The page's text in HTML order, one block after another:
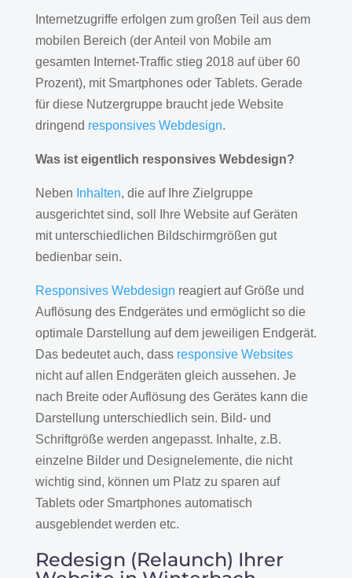
Internetzugriffe erfolgen zum großen Teil aus dem
mobilen Bereich (der Anteil von Mobile am
gesamten Internet-Traffic stieg 2018 auf über 60
Prozent), mit Smartphones oder Tablets. Gerade
für diese Nutzergruppe braucht jede Website
dringend responsives Webdesign.
Was ist eigentlich responsives Webdesign?
Neben Inhalten, die auf Ihre Zielgruppe
ausgerichtet sind, soll Ihre Website auf Geräten
mit unterschiedlichen Bildschirmgrößen gut
bedienbar sein.
Responsives Webdesign reagiert auf Größe und
Auflösung des Endgerätes und ermöglicht so die
optimale Darstellung auf dem jeweiligen Endgerät.
Das bedeutet auch, dass responsive Websites
nicht auf allen Endgeräten gleich aussehen. Je
nach Breite oder Auflösung des Gerätes kann die
Darstellung unterschiedlich sein. Bild- und
Schriftgröße werden angepasst. Inhalte, z.B.
einzelne Bilder und Designelemente, die nicht
wichtig sind, können um Platz zu sparen auf
Tablets oder Smartphones automatisch
ausgeblendet werden etc.
Redesign (Relaunch) Ihrer